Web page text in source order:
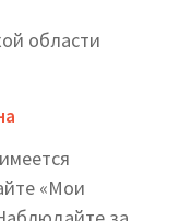
области
«Мои